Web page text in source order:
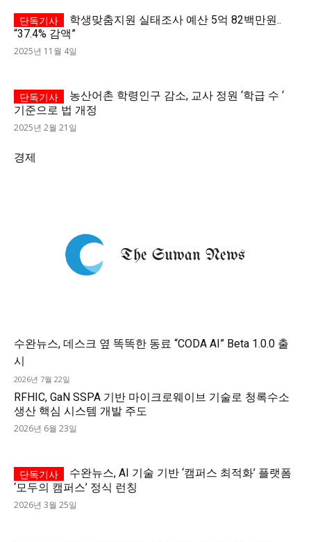
학생맞춤지원 실태조사 예산 5억 82백만원..
“37.4% 감액”
2025년 11월 4일
농산어촌 학령인구 감소, 교사 정원 ‘학급 수 ‘
기준으로 법 개정
2025년 2월 21일
경제
수완뉴스, 데스크 옆 똑똑한 동료 “CODA AI” Beta 1.0.0 출
시
2026년 7월 22일
RFHIC, GaN SSPA 기반 마이크로웨이브 기술로 청록수소
생산 핵심 시스템 개발 주도
2026년 6월 23일
수완뉴스, AI 기술 기반 ‘캠퍼스 최적화’ 플랫폼
‘모두의 캠퍼스’ 정식 런칭
2026년 3월 25일